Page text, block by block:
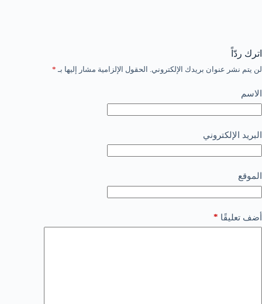
اترك ردّاً
لن يتم نشر عنوان بريدك الإلكتروني. الحقول الإلزامية مشار إليها بـ *
الاسم
البريد الإلكتروني
الموقع
أضف تعليقًا *